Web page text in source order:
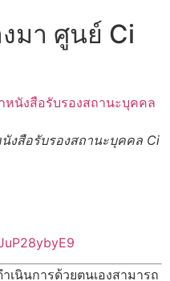
มา ศูนย์ Ci
งสือรับรองสถานะบุคคล Ci
เนินการด้วยตนเองสามารถ